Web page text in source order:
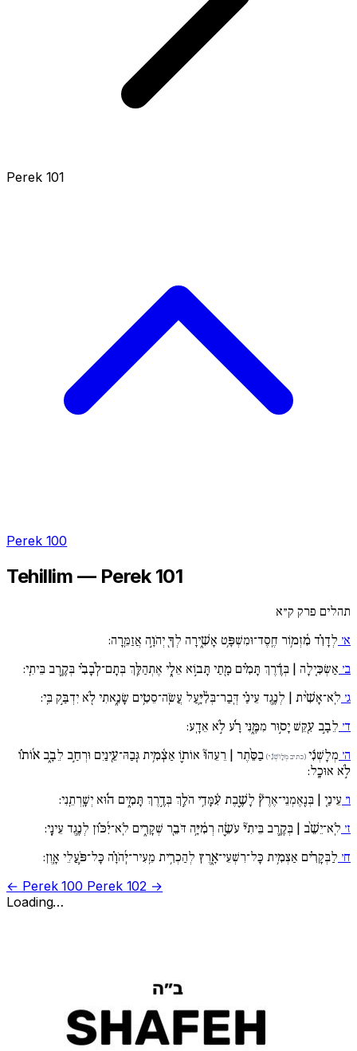
Perek 101
Perek 100
Tehillim — Perek 101
תהלים פרק ק״א
א׳ לְדָוִ֗ד מִ֫זְמ֥וֹר חֶֽסֶד־וּמִשְׁפָּ֥ט אָשִׁ֑ירָה לְךָ֖ יְהֹוָ֣ה אֲזַמֵּֽרָה:
ב׳ אַשְׂכִּ֚ילָה | בְּדֶ֬רֶךְ תָּמִ֗ים מָ֖תַי תָּב֣וֹא אֵלָ֑י אֶתְהַלֵּ֥ךְ בְּתָם־לְ֜בָבִ֗י בְּקֶ֣רֶב בֵּיתִֽי:
ג׳ לֹֽא־אָשִׁ֨ית | לְנֶ֥גֶד עֵינַ֗י דְּֽבַר־בְּלִ֫יָּ֥עַל עֲשֹֽׂה־סֵטִ֥ים שָׂנֵ֑אתִי לֹ֖א יִדְבַּ֣ק בִּֽי:
ד׳ לֵבָ֣ב עִ֖קֵּשׁ יָס֣וּר מִמֶּ֑נִּי רָ֜֗ע לֹ֣א אֵדָֽע:
ה׳ מְלָשְׁנִ֬י (כתיב מְלָושְׁנִ֬י) בַסֵּ֨תֶר | רֵעֵהוּ֘ אוֹת֪וֹ אַצְ֫מִ֥ית גְּֽבַהּ־עֵ֖ינַיִם וּרְחַ֣ב לֵבָ֑ב א֜וֹת֗וֹ
לֹ֣א אוּכָֽל:
ו׳ עֵינַ֚י | בְּנֶֽאֶמְנֵי־אֶרֶץ֘ לָשֶׁ֪בֶת עִ֫מָּדִ֥י הֹלֵ֣ךְ בְּדֶ֣רֶךְ תָּמִ֑ים ה֜֗וּא יְשָֽׁרְתֵֽנִי:
ז׳ לֹֽא־יֵשֵׁ֨ב | בְּקֶ֣רֶב בֵּיתִי֘ עֹשֵׂ֪ה רְמִ֫יָּ֥ה דֹּבֵ֖ר שְׁקָרִ֑ים לֹֽא־יִ֜כּ֗וֹן לְנֶ֥גֶד עֵינָֽי:
ח׳ לַבְּקָרִ֗ים אַצְמִ֥ית כָּל־רִשְׁעֵי־אָ֑רֶץ לְהַכְרִ֥ית מֵֽעִיר־יְ֜הֹוָ֗ה כָּל־פֹּ֥עֲלֵי אָֽוֶן:
← Perek 100 Perek 102 →
Loading…